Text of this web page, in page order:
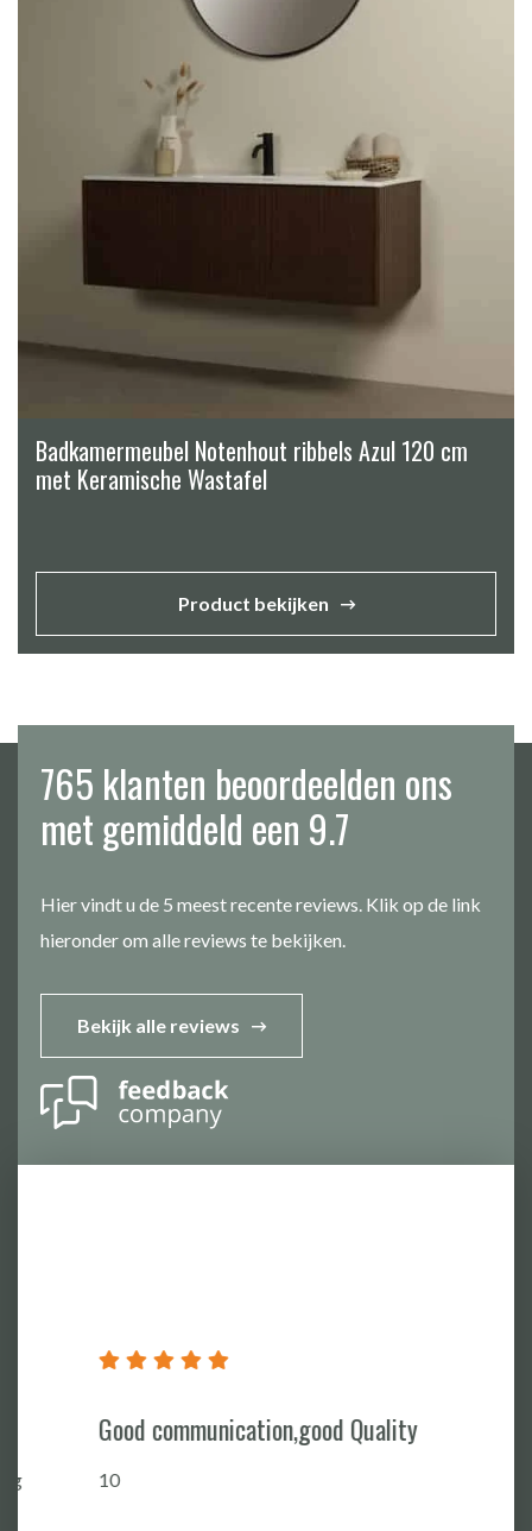
Badkamermeubel Notenhout ribbels Azul 120 cm
met Keramische Wastafel
Product bekijken
765 klanten beoordeelden ons
met gemiddeld een 9.7
Hier vindt u de 5 meest recente reviews. Klik op de link
hieronder om alle reviews te bekijken.
Bekijk alle reviews
Good communication,good Quality